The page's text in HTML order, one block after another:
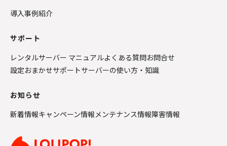
導入事例紹介
サポート
レンタルサーバー マニュアルよくある質問お問合せ
設定おまかせサポートサーバーの使い方・知識
お知らせ
新着情報キャンペーン情報メンテナンス情報障害情報